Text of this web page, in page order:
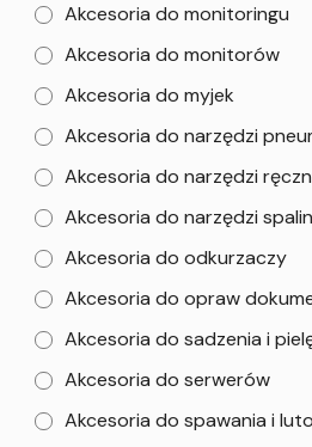
Akcesoria do monitoringu
Akcesoria do monitorów
Akcesoria do myjek
Akcesoria do narzędzi
Akcesoria do narzędzi
Akcesoria do narzędzi
Akcesoria do odkurzaczy
Akcesoria do opraw
Akcesoria do sadzenia i
Akcesoria do serwerów
Akcesoria do spawania i